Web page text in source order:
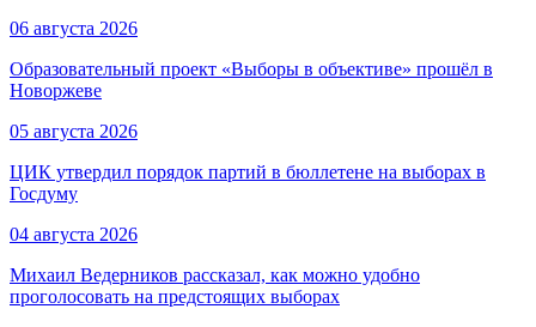
06 августа 2026
Образовательный проект «Выборы в объективе» прошёл в
Новоржеве
05 августа 2026
ЦИК утвердил порядок партий в бюллетене на выборах в
Госдуму
04 августа 2026
Михаил Ведерников рассказал, как можно удобно
проголосовать на предстоящих выборах